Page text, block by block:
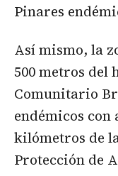
Pinares
Así mismo, la
500 metros del
Comunitario
endémicos con
kilómetros de
Protección de